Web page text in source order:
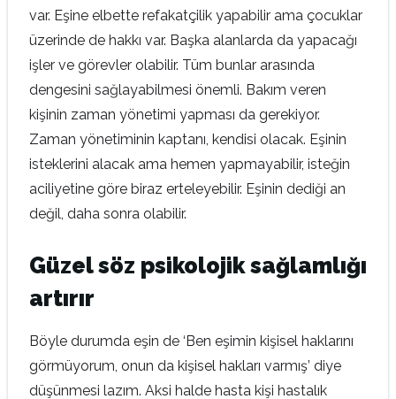
var. Eşine elbette refakatçilik yapabilir ama çocuklar
üzerinde de hakkı var. Başka alanlarda da yapacağı
işler ve görevler olabilir. Tüm bunlar arasında
dengesini sağlayabilmesi önemli. Bakım veren
kişinin zaman yönetimi yapması da gerekiyor.
Zaman yönetiminin kaptanı, kendisi olacak. Eşinin
isteklerini alacak ama hemen yapmayabilir, isteğin
aciliyetine göre biraz erteleyebilir. Eşinin dediği an
değil, daha sonra olabilir.
Güzel söz psikolojik sağlamlığı
artırır
Böyle durumda eşin de ‘Ben eşimin kişisel haklarını
görmüyorum, onun da kişisel hakları varmış’ diye
düşünmesi lazım. Aksi halde hasta kişi hastalık